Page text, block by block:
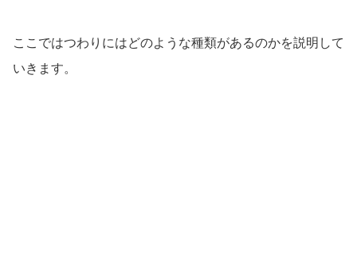
ここではつわりにはどのような種類があるのかを説明して
いきます。